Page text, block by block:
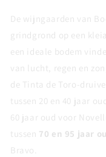
De wijngaarden van
grindgrond op een
een ideale bodem
van lucht, regen en
de Tinta de Toro-
tussen 20 en 40 jaar
60 jaar oud voor
tussen 70 en 95 jaar
Bravo.